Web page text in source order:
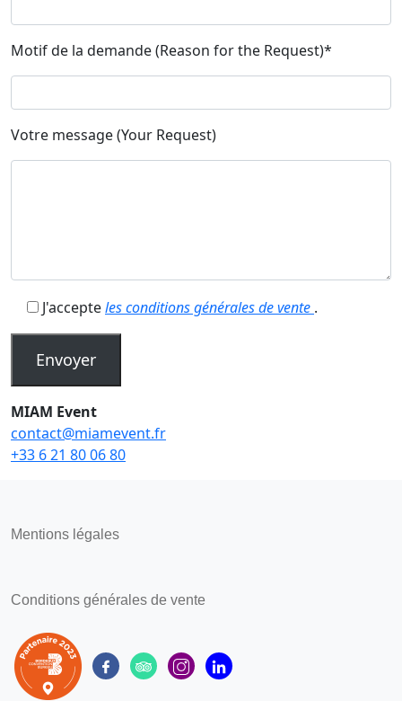
Motif de la demande (Reason for the Request)*
Votre message (Your Request)
J'accepteles conditions générales de vente .
MIAM Event
contact@miamevent.fr
+33 6 21 80 06 80
Mentions légales
Conditions générales de vente